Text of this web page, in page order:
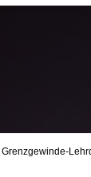
Grenzgewinde-